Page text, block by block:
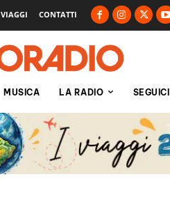
VIAGGI CONTATTI
MUSICA LA RADIO SEGUICI